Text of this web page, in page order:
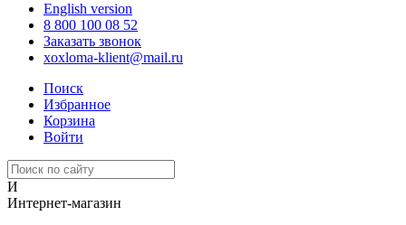
English version
8 800 100 08 52
Заказать звонок
xoxloma-klient@mail.ru
Поиск
Избранное
Корзина
Войти
И
Интернет-магазин